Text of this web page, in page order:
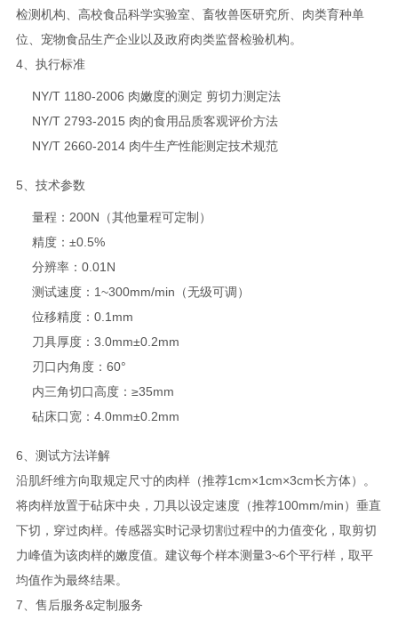
检测机构、高校食品科学实验室、畜牧兽医研究所、肉类育种单
位、宠物食品生产企业以及政府肉类监督检验机构。
4、执行标准
NY/T 1180-2006 肉嫩度的测定 剪切力测定法
NY/T 2793-2015 肉的食用品质客观评价方法
NY/T 2660-2014 肉牛生产性能测定技术规范
5、技术参数
量程：200N（其他量程可定制）
精度：±0.5%
分辨率：0.01N
测试速度：1~300mm/min（无级可调）
位移精度：0.1mm
刀具厚度：3.0mm±0.2mm
刃口内角度：60°
内三角切口高度：≥35mm
砧床口宽：4.0mm±0.2mm
6、测试方法详解
沿肌纤维方向取规定尺寸的肉样（推荐1cm×1cm×3cm长方体）。
将肉样放置于砧床中央，刀具以设定速度（推荐100mm/min）垂直
下切，穿过肉样。传感器实时记录切割过程中的力值变化，取剪切
力峰值为该肉样的嫩度值。建议每个样本测量3~6个平行样，取平
均值作为最终结果。
7、售后服务&定制服务